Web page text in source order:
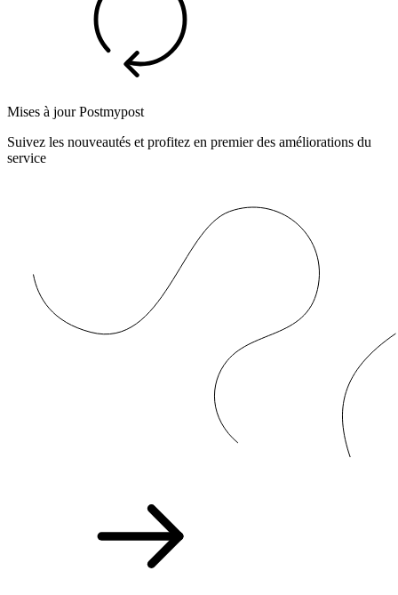
Mises à jour Postmypost
Suivez les nouveautés et profitez en premier des améliorations du
service